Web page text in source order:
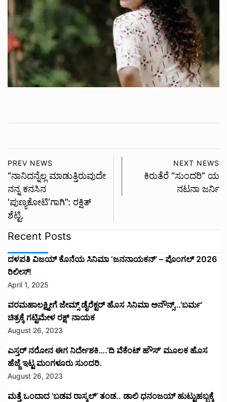
PREV NEWS
“ನಾನಿದನ್ನೆಲ್ಲ ಮಾಡುತ್ತಿರುವುದೇ
ನನ್ನ ಕನಸಿನ
‘ಪುಣ್ಯಕೋಟಿ’ಗಾಗಿ”: ರಕ್ಷಿತ್
ಶೆಟ್ಟಿ.
NEXT NEWS
ಕಿರುತೆರೆ “ಸುಂದರಿ” ಯ
ನಟನಾ ಜರ್ನಿ
Recent Posts
ದಳಪತಿ ವಿಜಯ್‌ ಕೊನೆಯ ಸಿನಿಮಾ ‘ಜನನಾಯಕನ್’ – ಪೊಂಗಲ್ 2026
ರಿಲೀಸ್!
April 1, 2025
ವರಮಹಾಲಕ್ಷ್ಮೀಗೆ ಜೇಮ್ಸ್ ಡೈರೆಕ್ಟರ್ ಹೊಸ ಸಿನಿಮಾ ಅನೌನ್ಸ್…’ಬರ್ಮ’
ಚಿತ್ರಕ್ಕೆ ಗಟ್ಟಿಮೇಳ ರಕ್ಷ್ ನಾಯಕ
August 26, 2023
ಎಸ್ತರ್ ನರೋನ ಈಗ ನಿರ್ದೇಶಕಿ….’ದಿ ವೆಕೆಂಟ್ ಹೌಸ್‌’‌ ಮೂಲಕ ಹೊಸ
ಹೆಜ್ಜೆ ಇಟ್ಟ ಮಂಗಳೂರು ಸುಂದರಿ.
August 26, 2023
ಮತ್ತೆ ಒಂದಾದ ’ಬಡವ ರಾಸ್ಕಲ್’ ತಂಡ.. ಡಾಲಿ ಧನಂಜಯ್ ಹುಟ್ಟುಹಬ್ಬಕ್ಕೆ